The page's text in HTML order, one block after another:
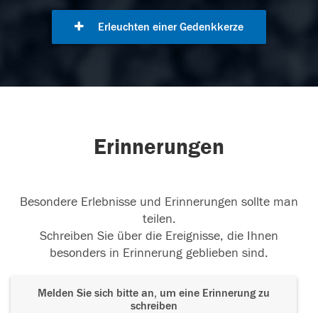
Erleuchten einer Gedenkkerze
Erinnerungen
Besondere Erlebnisse und Erinnerungen sollte man
teilen.
Schreiben Sie über die Ereignisse, die Ihnen
besonders in Erinnerung geblieben sind.
Melden Sie sich bitte an, um eine Erinnerung zu
schreiben